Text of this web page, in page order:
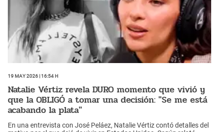
19 May 2026 | 16:54 h
Natalie Vértiz revela DURO momento que vivió y
que la OBLIGÓ a tomar una decisión: "Se me está
acabando la plata"
En una entrevista con José Peláez, Natalie Vértiz contó detalles del